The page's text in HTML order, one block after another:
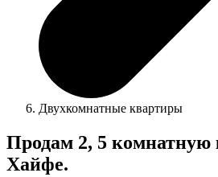
Двухкомнатные квартиры
Продам 2, 5 комнатную
Хайфе.